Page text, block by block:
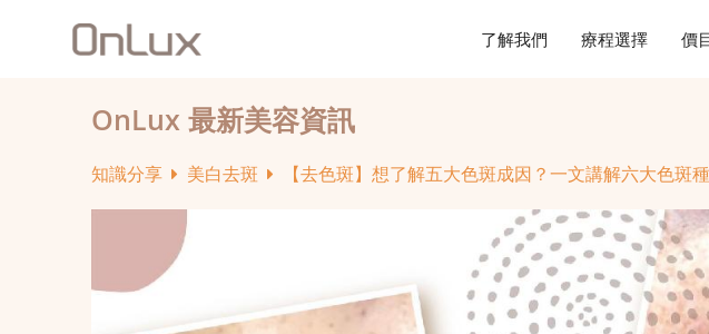
了解我們 療程選擇 價
OnLux 最新美容資訊
知識分享 美白去斑 【去色斑】想了解五大色斑成因？一文講解六大色斑